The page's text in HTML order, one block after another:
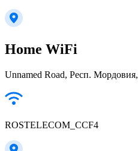
Home WiFi
Unnamed Road, Респ.
ROSTELECOM_CCF4